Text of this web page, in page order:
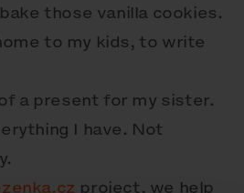
those vanilla cookies.
to my kids, to write
a present for my sister.
I have. Not
project, we help